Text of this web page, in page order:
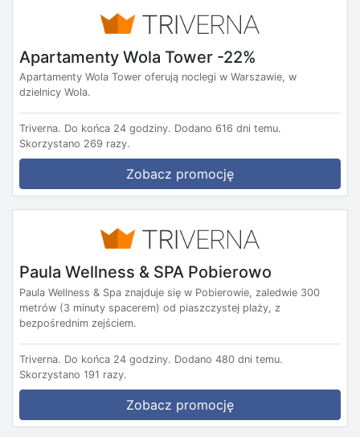
Apartamenty Wola Tower -22%
Apartamenty Wola Tower oferują noclegi w Warszawie, w
dzielnicy Wola.
Triverna. Do końca 24 godziny. Dodano 616 dni temu.
Skorzystano 269 razy.
Zobacz promocję
Paula Wellness & SPA Pobierowo
Paula Wellness & Spa znajduje się w Pobierowie, zaledwie 300
metrów (3 minuty spacerem) od piaszczystej plaży, z
bezpośrednim zejściem.
Triverna. Do końca 24 godziny. Dodano 480 dni temu.
Skorzystano 191 razy.
Zobacz promocję